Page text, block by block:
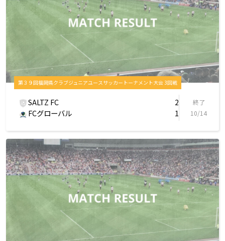
第３９回福岡県クラブジュニアユースサッカートーナメント大会 3回戦
SALTZ FC 2
FCグローバル 1
終了
10/14